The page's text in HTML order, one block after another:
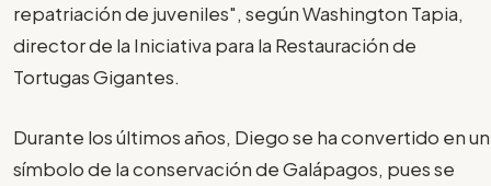
repatriación de juveniles", según Washington Tapia,
director de la Iniciativa para la Restauración de
Tortugas Gigantes.
Durante los últimos años, Diego se ha convertido en un
símbolo de la conservación de Galápagos, pues se